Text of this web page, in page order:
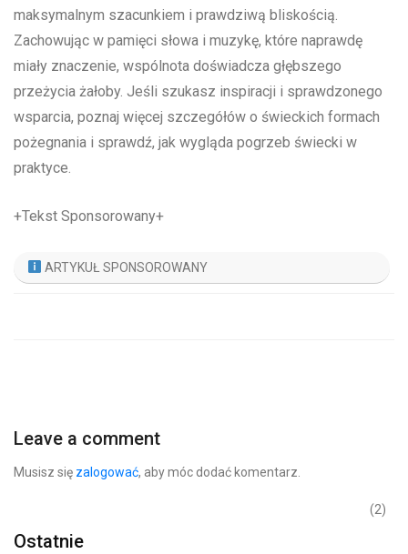
maksymalnym szacunkiem i prawdziwą bliskością.
Zachowując w pamięci słowa i muzykę, które naprawdę
miały znaczenie, wspólnota doświadcza głębszego
przeżycia żałoby. Jeśli szukasz inspiracji i sprawdzonego
wsparcia, poznaj więcej szczegółów o świeckich formach
pożegnania i sprawdź, jak wygląda pogrzeb świecki w
praktyce.
+Tekst Sponsorowany+
ARTYKUŁ SPONSOROWANY
Leave a comment
Musisz się zalogować, aby móc dodać komentarz.
Ostatnie
(2)